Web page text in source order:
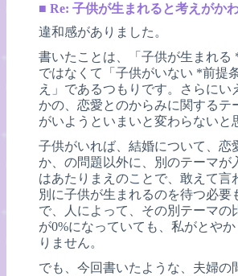
■ Re: 子供が生まれると考えがか
違和感がありました。
書いたことは、「子供が生まれる
ではなくて「子供がいない *前提
え」であるつもりです。さらにい
かの、恋愛とのからみに関するテ
がいようといまいと変わらないと
子供がいれば、結婚について、恋
か、の問題以外に、別のテーマが
はあたりまえのことで、敢えて言
別に子供が生まれるのを待つ必要
で、人によって、その別テーマの
が0%になっていても、私がとや
りません。
でも、今回書いたような、夫婦の